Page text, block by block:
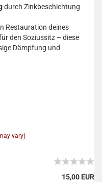
durch Zinkbeschichtung
Restauration deines
den Soziussitz – diese
Dämpfung und
vary)
15,00 EUR